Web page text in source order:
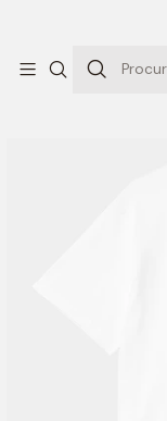
Início T-SHIRTS